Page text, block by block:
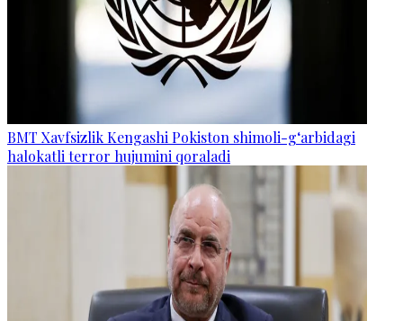
BMT Xavfsizlik Kengashi Pokiston shimoli-g‘arbidagi
halokatli terror hujumini qoraladi